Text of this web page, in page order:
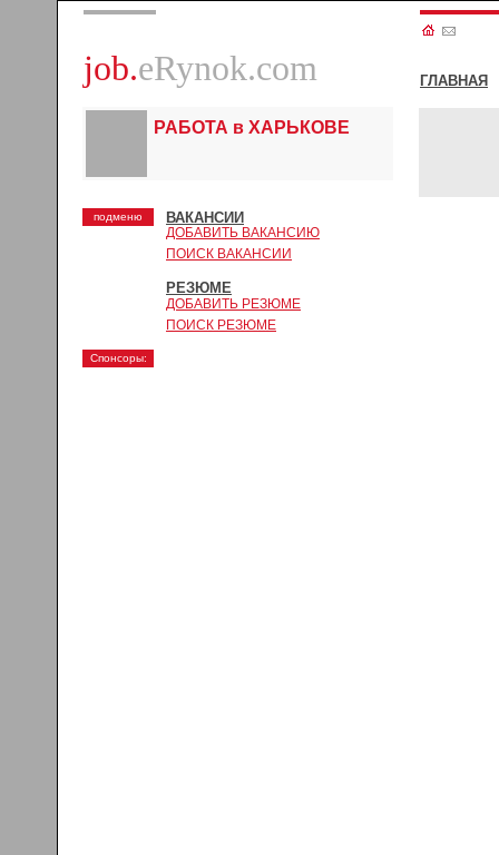
job.eRynok.com ГЛАВНАЯ
РАБОТА в ХАРЬКОВЕ
подменю ВАКАНСИИ
ДОБАВИТЬ ВАКАНСИЮ
ПОИСК ВАКАНСИИ
РЕЗЮМЕ
ДОБАВИТЬ РЕЗЮМЕ
ПОИСК РЕЗЮМЕ
Спонсоры: